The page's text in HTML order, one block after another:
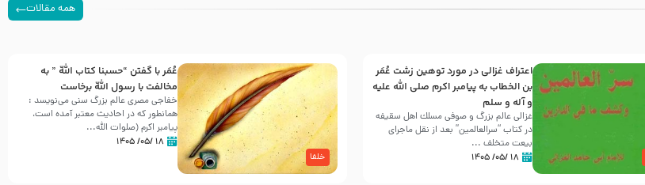
همه مقالات
اعتراف غزالی در مورد توهین زشت عُمَر
بن الخطاب به پیامبر اکرم صلی الله علیه
و آله و سلم
غزالی عالم بزرگ و صوفی مسلك اهل سقيفه
در کتاب “سرالعالمین” بعد از نقل ماجرای
بیعت متخلف ...
۱۸ /۰۵/ ۱۴۰۵ خلفا
عُمَر با گفتن “حسبنا كتاب اللّه ” به
مخالفت با رسول اللّه برخاست
خفاجی مصری عالم بزرگ سنی می‌نویسد :
همانطور که در احادیث معتبر آمده است،
پیامبر اکرم (صلوات اللّه...
۱۸ /۰۵/ ۱۴۰۵